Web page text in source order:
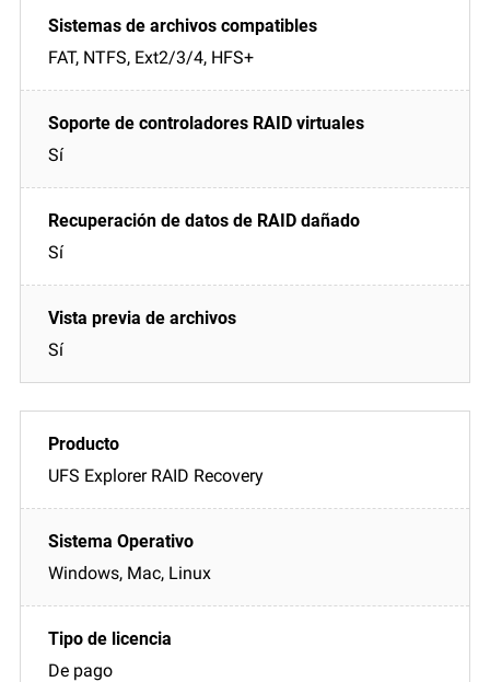
FAT, NTFS, Ext2/3/4, HFS+
Sí
Sí
Sí
UFS Explorer RAID Recovery
Windows, Mac, Linux
De pago